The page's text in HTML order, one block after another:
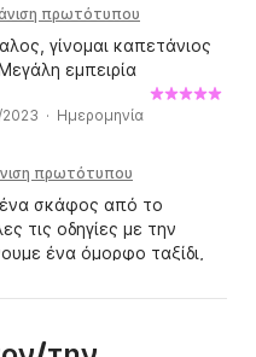
πρωτότυπου
γίνομαι καπετάνιος
εμπειρία
2023 · Ημερομηνία
πρωτότυπου
ένα σκάφος από το
τις οδηγίες με την
ένα όμορφο ταξίδι,